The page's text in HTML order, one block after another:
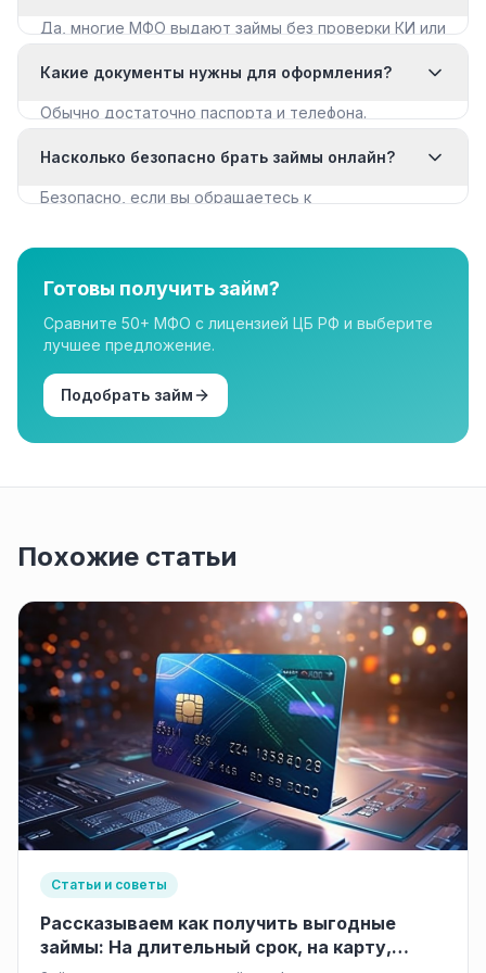
Да, многие МФО выдают займы без проверки КИ или
с плохой КИ».
Какие документы нужны для оформления?
Обычно достаточно паспорта и телефона.
документы для крупных сумм.
Насколько безопасно брать займы онлайн?
Безопасно, если вы обращаетесь к
организации в нашем каталоге имеют лицензию.
Готовы получить займ?
Сравните 50+ МФО с лицензией ЦБ РФ и выберите
лучшее предложение.
Подобрать займ
Похожие статьи
Статьи и советы
Рассказываем как получить выгодные
займы: На длительный срок, на карту,